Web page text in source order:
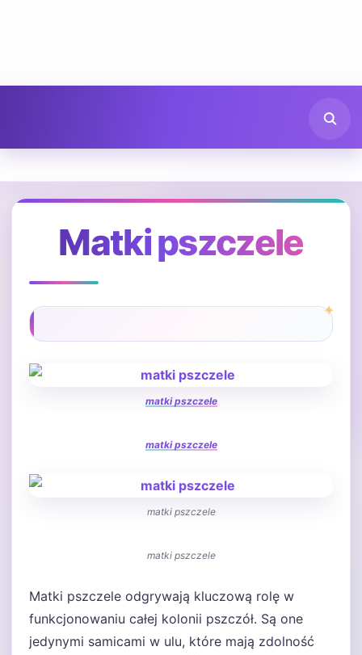
Matki pszczele
matki pszczele
matki pszczele
matki pszczele
matki pszczele
Matki pszczele odgrywają kluczową rolę w
funkcjonowaniu całej kolonii pszczół. Są one
jedynymi samicami w ulu, które mają zdolność